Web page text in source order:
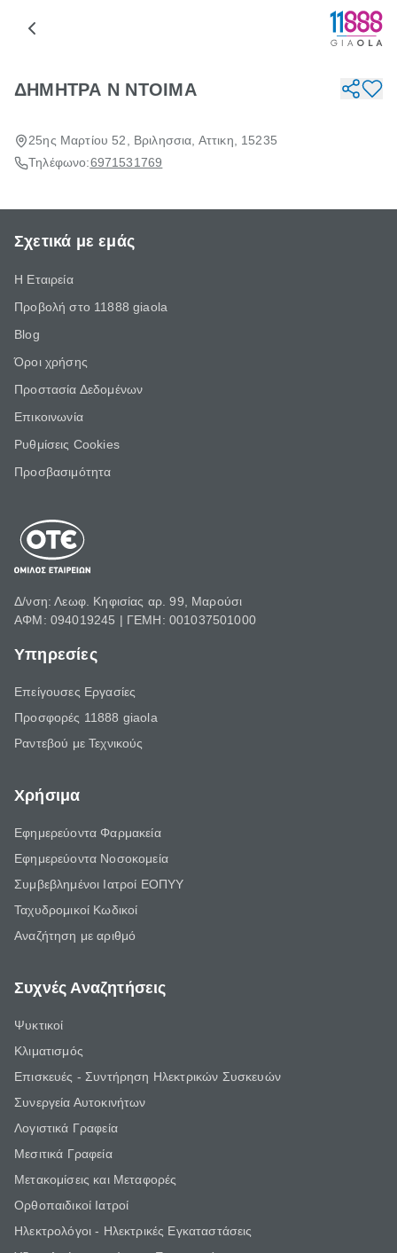
ΔΗΜΗΤΡΑ Ν ΝΤΟΙΜΑ
25ης Μαρτίου 52, Βριλησσια, Αττικη, 15235
Τηλέφωνο:6971531769
Σχετικά με εμάς
Η Εταιρεία
Προβολή στο 11888 giaola
Blog
Όροι χρήσης
Προστασία Δεδομένων
Επικοινωνία
Ρυθμίσεις Cookies
Προσβασιμότητα
Δ/νση: Λεωφ. Κηφισίας αρ. 99, Μαρούσι
ΑΦΜ: 094019245 | ΓΕΜΗ: 001037501000
Υπηρεσίες
Επείγουσες Εργασίες
Προσφορές 11888 giaola
Ραντεβού με Τεχνικούς
Χρήσιμα
Εφημερεύοντα Φαρμακεία
Εφημερεύοντα Νοσοκομεία
Συμβεβλημένοι Ιατροί ΕΟΠΥΥ
Ταχυδρομικοί Κωδικοί
Αναζήτηση με αριθμό
Συχνές Αναζητήσεις
Ψυκτικοί
Κλιματισμός
Επισκευές - Συντήρηση Ηλεκτρικών Συσκευών
Συνεργεία Αυτοκινήτων
Λογιστικά Γραφεία
Μεσιτικά Γραφεία
Μετακομίσεις και Μεταφορές
Ορθοπαιδικοί Ιατροί
Ηλεκτρολόγοι - Ηλεκτρικές Εγκαταστάσεις